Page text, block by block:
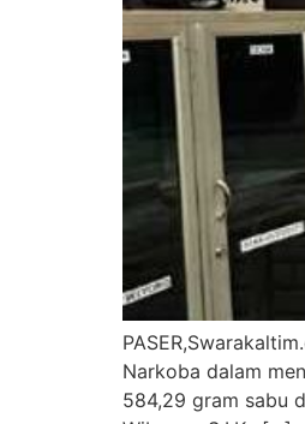
Narkoba dalam
584,29 gram sabu